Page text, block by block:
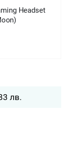
Headset
лв.